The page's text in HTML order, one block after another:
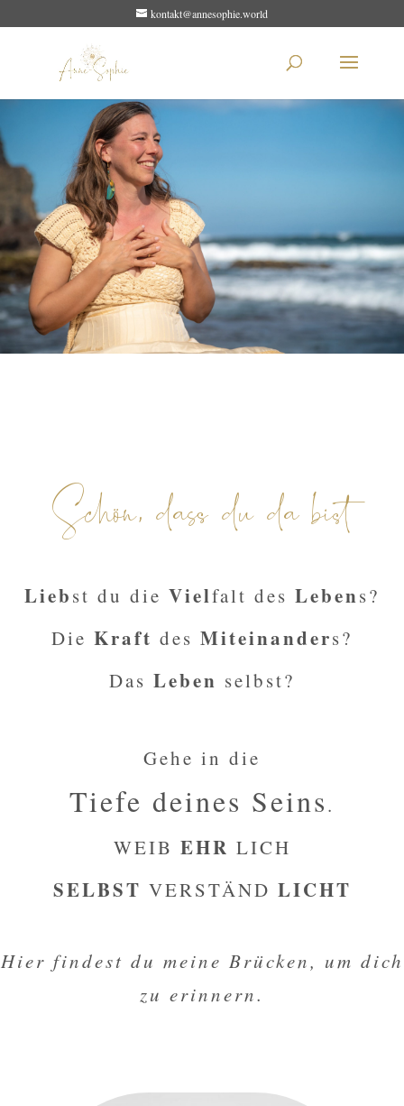
kontakt@annesophie.world
Schön, dass du da bist
Liebst du die Vielfalt des Lebens?
Die Kraft des Miteinanders?
Das Leben selbst?
Gehe in die
Tiefe deines Seins.
WEIB EHR LICH
SELBST VERSTÄND LICHT
Hier findest du meine Brücken, um dich
zu erinnern.